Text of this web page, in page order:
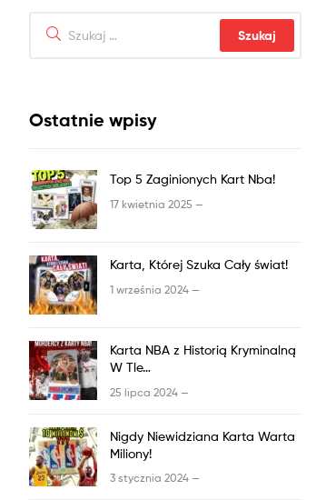
Ostatnie wpisy
Top 5 Zaginionych Kart Nba!
17 kwietnia 2025 —
Karta, Której Szuka Cały świat!
1 września 2024 —
Karta NBA z Historią Kryminalną
W Tle…
25 lipca 2024 —
Nigdy Niewidziana Karta Warta
Miliony!
3 stycznia 2024 —